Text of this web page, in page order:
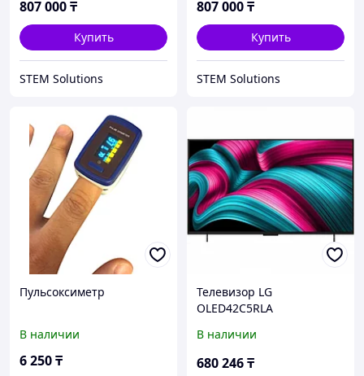
807 000₸
Купить
STEM Solutions
807 000₸
Купить
STEM Solutions
Пульсоксиметр
В наличии
6 250₸
Телевизор LG
OLED42C5RLA
Черный
В наличии
680 246₸